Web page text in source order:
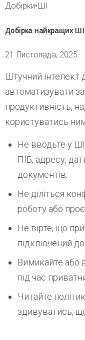
Добірки•ШІ
Добірка найкращих ШІ
21 Листопада, 2025
Штучний інтелект
автоматизувати
продуктивність,
користуватись
Не вводьте у
ПІБ, адресу,
документів.
Не діліться
роботу або
Не вірте, що
підключений
Вимикайте або
під час
Читайте
здивуватись,